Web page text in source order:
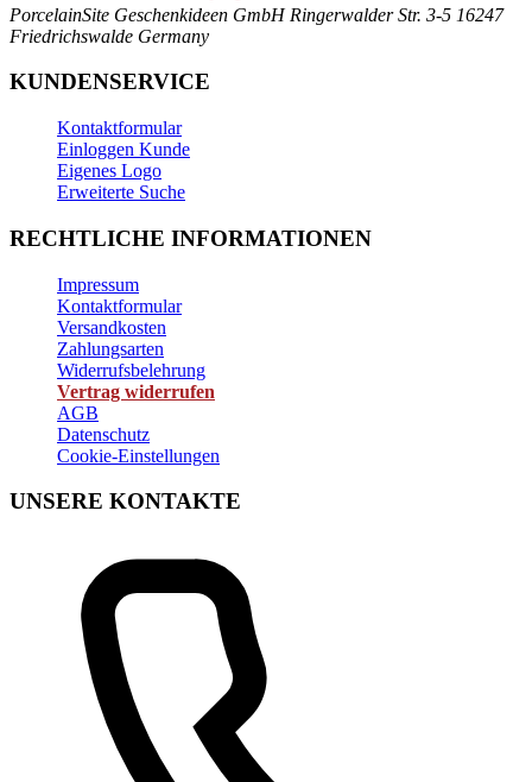
PorcelainSite Geschenkideen GmbH Ringerwalder Str. 3-5 16247
Friedrichswalde Germany
KUNDENSERVICE
Kontaktformular
Einloggen Kunde
Eigenes Logo
Erweiterte Suche
RECHTLICHE INFORMATIONEN
Impressum
Kontaktformular
Versandkosten
Zahlungsarten
Widerrufsbelehrung
Vertrag widerrufen
AGB
Datenschutz
Cookie-Einstellungen
UNSERE KONTAKTE